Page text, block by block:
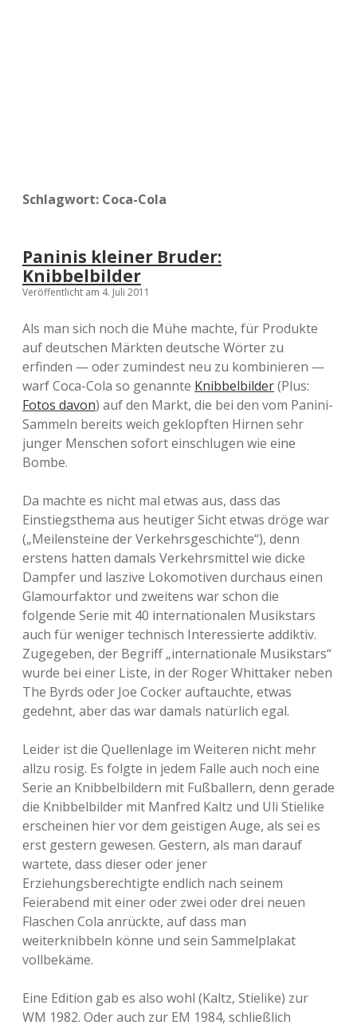
Schlagwort: Coca-Cola
Paninis kleiner Bruder:
Knibbelbilder
Veröffentlicht am 4. Juli 2011
Als man sich noch die Mühe machte, für Produkte
auf deutschen Märkten deutsche Wörter zu
erfinden — oder zumindest neu zu kombinieren —
warf Coca-Cola so genannte Knibbelbilder(Plus:
Fotos davon) auf den Markt, die bei den vom Panini-
Sammeln bereits weich geklopften Hirnen sehr
junger Menschen sofort einschlugen wie eine
Bombe.
Da machte es nicht mal etwas aus, dass das
Einstiegsthema aus heutiger Sicht etwas dröge war
(„Meilensteine der Verkehrsgeschichte“), denn
erstens hatten damals Verkehrsmittel wie dicke
Dampfer und laszive Lokomotiven durchaus einen
Glamourfaktor und zweitens war schon die
folgende Serie mit 40 internationalen Musikstars
auch für weniger technisch Interessierte addiktiv.
Zugegeben, der Begriff „internationale Musikstars“
wurde bei einer Liste, in der Roger Whittaker neben
The Byrds oder Joe Cocker auftauchte, etwas
gedehnt, aber das war damals natürlich egal.
Leider ist die Quellenlage im Weiteren nicht mehr
allzu rosig. Es folgte in jedem Falle auch noch eine
Serie an Knibbelbildern mit Fußballern, denn gerade
die Knibbelbilder mit Manfred Kaltz und Uli Stielike
erscheinen hier vor dem geistigen Auge, als sei es
erst gestern gewesen. Gestern, als man darauf
wartete, dass dieser oder jener
Erziehungsberechtigte endlich nach seinem
Feierabend mit einer oder zwei oder drei neuen
Flaschen Cola anrückte, auf dass man
weiterknibbeln könne und sein Sammelplakat
vollbekäme.
Eine Edition gab es also wohl (Kaltz, Stielike) zur
WM 1982. Oder auch zur EM 1984, schließlich